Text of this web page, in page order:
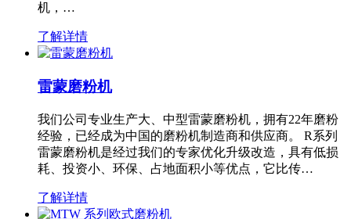
机，…
了解详情
雷蒙磨粉机
我们公司专业生产大、中型雷蒙磨粉机，拥有22年磨粉
经验，已经成为中国的磨粉机制造商和供应商。 R系列
雷蒙磨粉机是经过我们的专家优化升级改造，具有低损
耗、投资小、环保、占地面积小等优点，它比传…
了解详情